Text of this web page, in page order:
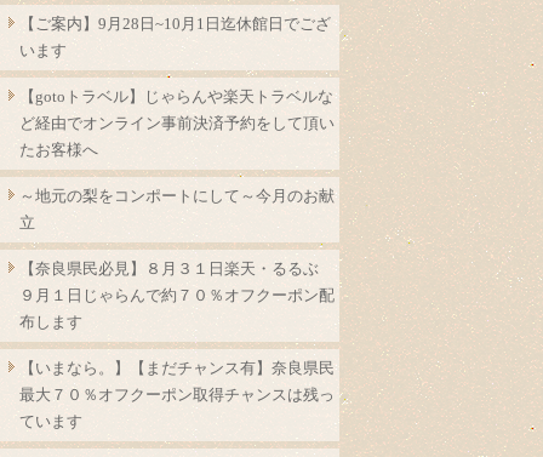
【ご案内】9月28日~10月1日迄休館日でござ
います
【gotoトラベル】じゃらんや楽天トラベルな
ど経由でオンライン事前決済予約をして頂い
たお客様へ
～地元の梨をコンポートにして～今月のお献
立
【奈良県民必見】８月３１日楽天・るるぶ
９月１日じゃらんで約７０％オフクーポン配
布します
【いまなら。】【まだチャンス有】奈良県民
最大７０％オフクーポン取得チャンスは残っ
ています